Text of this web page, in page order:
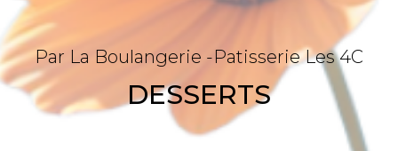
Par La Boulangerie -patisserie Les 4C
DESSERTS